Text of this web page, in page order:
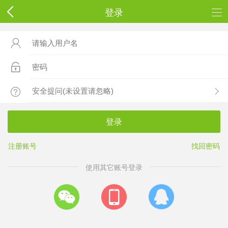
登录



登录
注册账号 找回密码
使用其它账号登录